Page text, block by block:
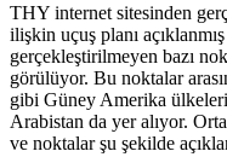
THY internet sitesinden
ilişkin uçuş planı
gerçekleştirilmeyen bazı
görülüyor. Bu noktalar
gibi Güney Amerika
Arabistan da yer alıyor.
ve noktalar şu şekilde